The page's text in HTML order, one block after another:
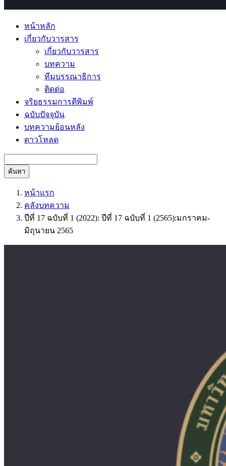
หน้าหลัก
เกี่ยวกับวารสาร
เกี่ยวกับวารสาร
บทความ
ทีมบรรณาธิการ
ติดต่อ
จริยธรรมการตีพิมพ์
ฉบับปัจจุบัน
บทความย้อนหลัง
ดาวโหลด
ค้นหา
หน้าแรก
คลังบทความ
ปีที่ 17 ฉบับที่ 1 (2022): ปีที่ 17 ฉบับที่ 1 (2565):มกราคม-
มิถุนายน 2565